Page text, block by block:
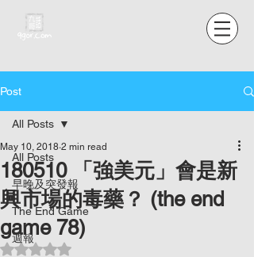
Post
All Posts
早晚及突發報
The End Game
週報
All Posts
180510 「強美元」會是新
興市場的毒藥？ (the end
game 78)
May 10, 2018 2 min read
Rated NaN out of 5 stars.